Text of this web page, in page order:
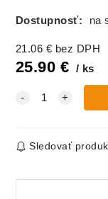
Dostupnosť: na
21.06 € bez DPH
25.90 € ks
Sledovať